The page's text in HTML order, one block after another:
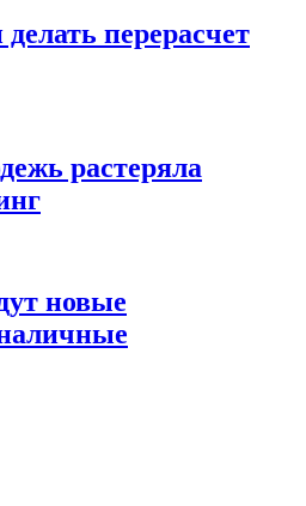
перерасчет
растеряла
новые